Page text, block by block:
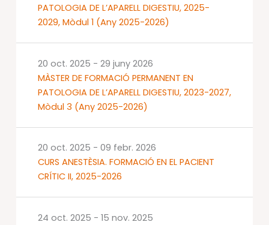
PATOLOGIA DE L’APARELL DIGESTIU, 2025-
2029, Mòdul 1 (Any 2025-2026)
MÀSTER DE FORMACIÓ PERMANENT EN
PATOLOGIA DE L’APARELL DIGESTIU, 2023-2027,
Mòdul 3 (Any 2025-2026)
20 oct. 2025 - 29 juny 2026
CURS ANESTÈSIA. FORMACIÓ EN EL PACIENT
CRÍTIC II, 2025-2026
20 oct. 2025 - 09 febr. 2026
24 oct. 2025 - 15 nov. 2025